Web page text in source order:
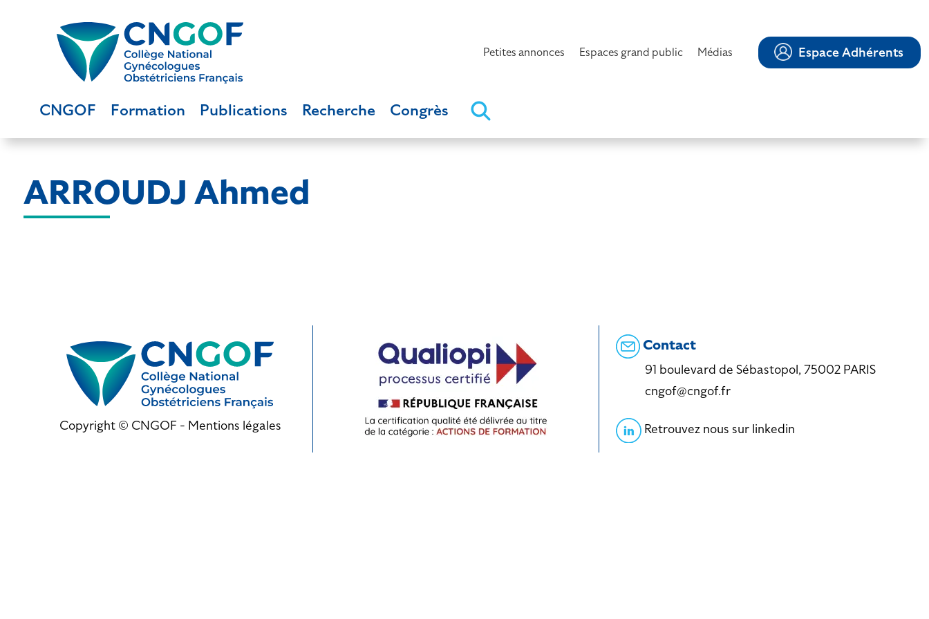
Petites annonces Espaces grand public Médias Espace Adhérents
CNGOF Formation Publications Recherche Congrès
ARROUDJ Ahmed
Copyright © CNGOF - Mentions légales
Contact
91 boulevard de Sébastopol, 75002 PARIS
cngof@cngof.fr
Retrouvez nous sur linkedin